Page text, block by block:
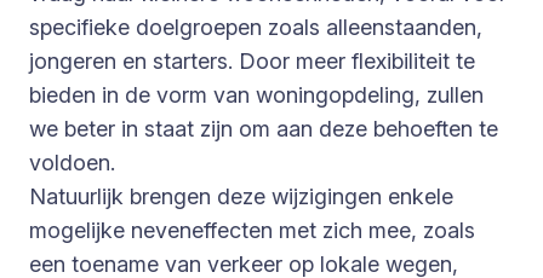
specifieke doelgroepen zoals alleenstaanden,
jongeren en starters. Door meer flexibiliteit te
bieden in de vorm van woningopdeling, zullen
we beter in staat zijn om aan deze behoeften te
voldoen.
Natuurlijk brengen deze wijzigingen enkele
mogelijke neveneffecten met zich mee, zoals
een toename van verkeer op lokale wegen,